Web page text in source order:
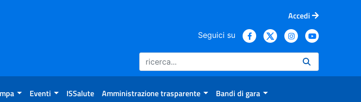
Accedi
Seguici su
Eventi ISSalute Amministrazione trasparente Bandi di gara